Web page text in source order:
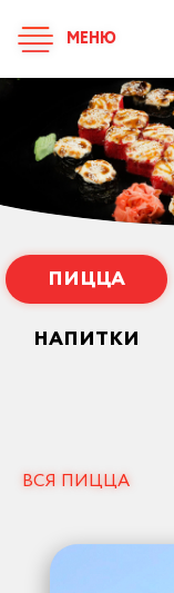
МЕНЮ
ПИЦЦА
НАПИТКИ
ВСЯ ПИЦЦА